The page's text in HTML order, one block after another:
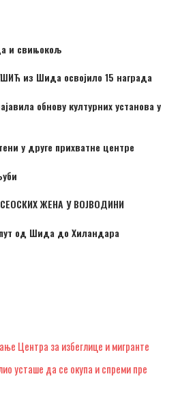
и свињокољ
из Шида освојило 15 награда
обнову културних установа у
у друге прихватне центре
ЖЕНА У ВОЈВОДИНИ
од Шида до Хиландара
Центра за избеглице и мигранте
усташе да се окупа и спреми пре